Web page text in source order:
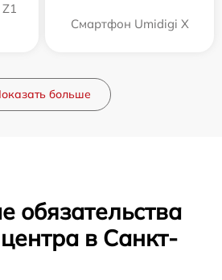
Смартфон Umidigi X
больше
обязательства
в Санкт-